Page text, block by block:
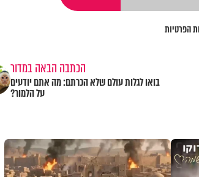
הפרטיות
הכתבה הבאה במדור
בואו לגלות עולם שלא הכרתם: מה אתם יודעים
על הלמור?